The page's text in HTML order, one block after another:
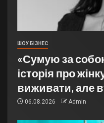
ШОУ БІЗНЕС
«Сумую за
історія про
виживати, але
06.08.2026 Admin